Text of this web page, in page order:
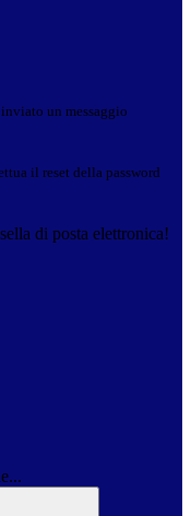
un messaggio
il reset della password
di posta elettronica!